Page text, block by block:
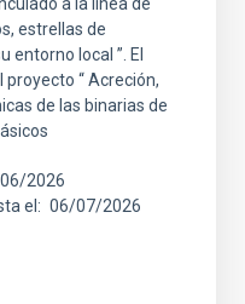
estrellas de
entorno local ”. El
“ Acreción,
de las binarias de
2026
el
06/07/2026